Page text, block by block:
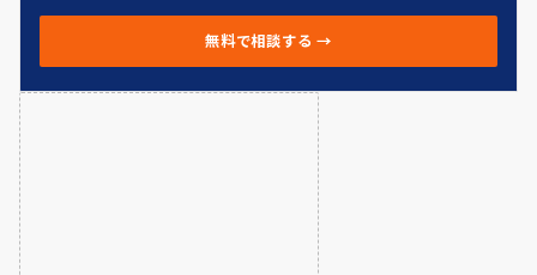
無料で相談する →